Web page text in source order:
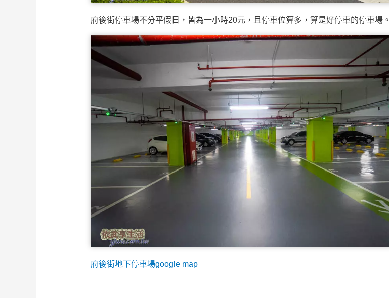
府後街停車場不分平假日，皆為一小時20元，且停車位算多，算是好停車的停車場。
府後街地下停車場google map